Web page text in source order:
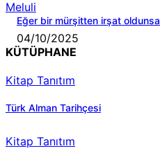
Meluli
Eğer bir mürşitten irşat oldunsa
04/10/2025
KÜTÜPHANE
Kitap Tanıtım
Türk Alman Tarihçesi
Kitap Tanıtım